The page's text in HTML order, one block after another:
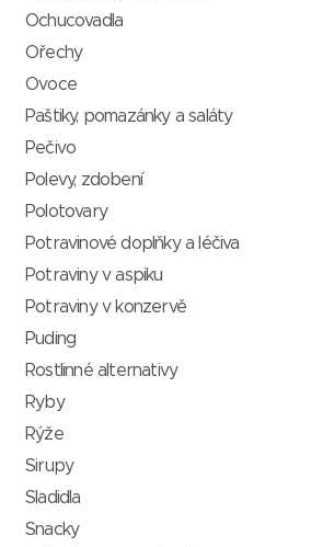
Ochucovadla
Ořechy
Ovoce
Paštiky, pomazánky a saláty
Pečivo
Polevy, zdobení
Polotovary
Potravinové doplňky a léčiva
Potraviny v aspiku
Potraviny v konzervě
Puding
Rostlinné alternativy
Ryby
Rýže
Sirupy
Sladidla
Snacky